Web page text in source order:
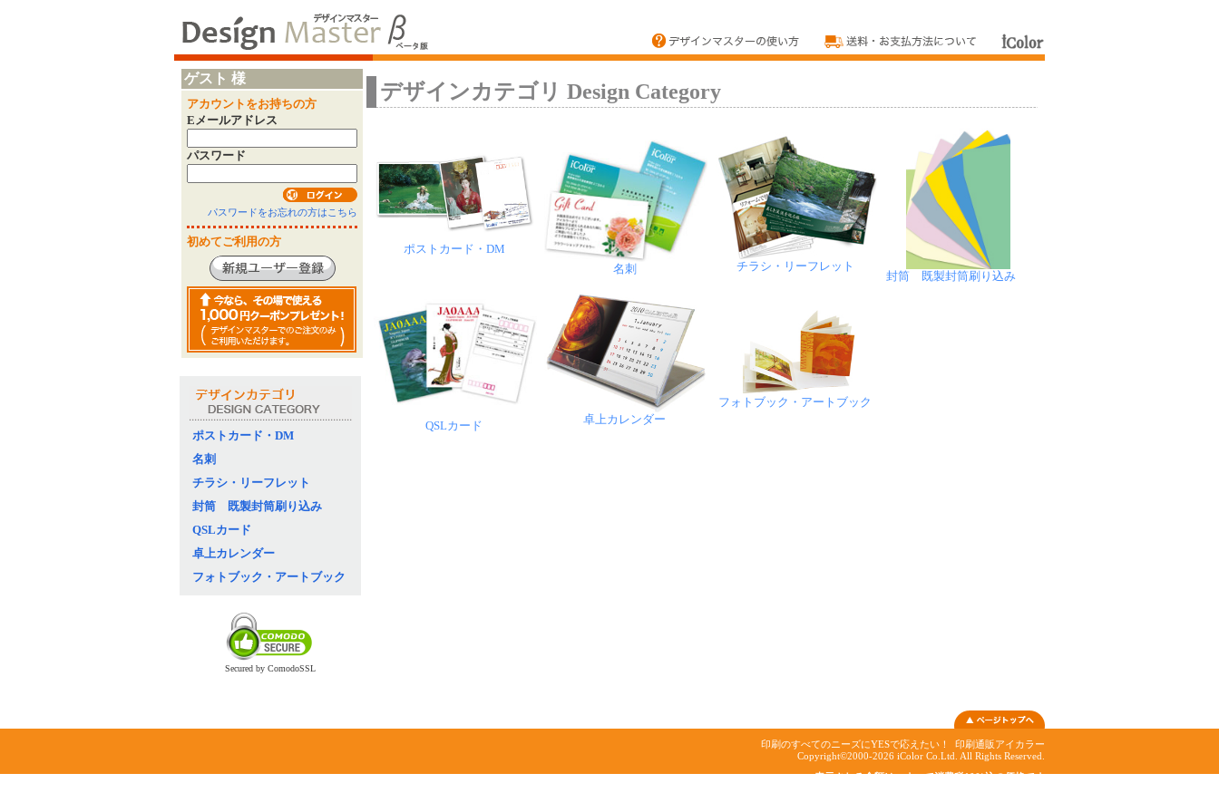
ゲスト 様
アカウントをお持ちの方
Eメールアドレス
パスワード
パスワードをお忘れの方はこちら
初めてご利用の方
ポストカード・DM
名刺
チラシ・リーフレット
封筒 既製封筒刷り込み
QSLカード
卓上カレンダー
フォトブック・アートブック
Secured by ComodoSSL
デザインカテゴリ Design Category
ポストカード・DM
名刺
チラシ・リーフレット
封筒 既製封筒刷り込み
QSLカード 卓上カレンダー
フォトブック・アートブック
印刷のすべてのニーズにYESで応えたい！ 印刷通販アイカラー
Copyright©2000-2026 iColor Co.Ltd. All Rights Reserved.
表示される金額は、すべて消費税10%込の価格です